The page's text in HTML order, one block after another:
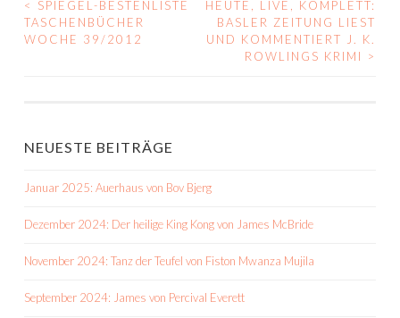
BEITRAGS-
NAVIGATION
<
SPIEGEL-BESTENLISTE
TASCHENBÜCHER
WOCHE 39/2012
HEUTE, LIVE, KOMPLETT:
BASLER ZEITUNG LIEST
UND KOMMENTIERT J. K.
ROWLINGS KRIMI
>
NEUESTE BEITRÄGE
Januar 2025: Auerhaus von Bov Bjerg
Dezember 2024: Der heilige King Kong von James McBride
November 2024: Tanz der Teufel von Fiston Mwanza Mujila
September 2024: James von Percival Everett